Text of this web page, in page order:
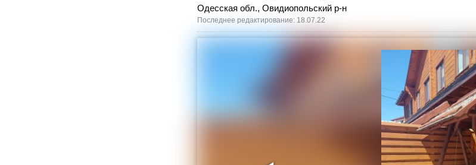
Одесская обл., Овидиопольский р-н
Последнее редактирование: 18.07.22